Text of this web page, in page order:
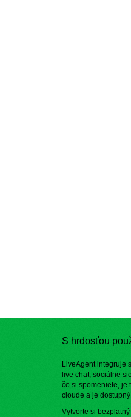
S hrdosťou
LiveAgent integruje
live chat, sociálne
čo si spomeniete, je
cloude a je
Vytvorte si bezplatný